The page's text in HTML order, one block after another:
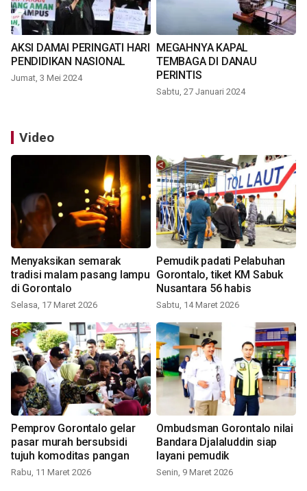
AKSI DAMAI PERINGATI HARI
PENDIDIKAN NASIONAL
Jumat, 3 Mei 2024
MEGAHNYA KAPAL
TEMBAGA DI DANAU
PERINTIS
Sabtu, 27 Januari 2024
Video
Menyaksikan semarak
tradisi malam pasang lampu
di Gorontalo
Selasa, 17 Maret 2026
Pemudik padati Pelabuhan
Gorontalo, tiket KM Sabuk
Nusantara 56 habis
Sabtu, 14 Maret 2026
Pemprov Gorontalo gelar
pasar murah bersubsidi
tujuh komoditas pangan
Rabu, 11 Maret 2026
Ombudsman Gorontalo nilai
Bandara Djalaluddin siap
layani pemudik
Senin, 9 Maret 2026